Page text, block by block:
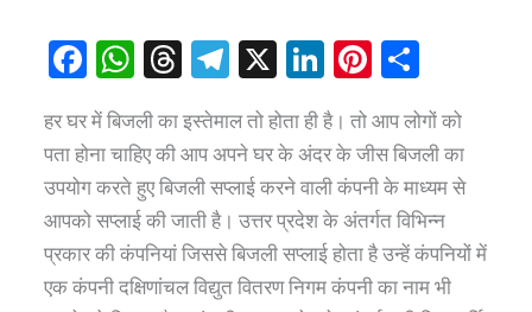
F
c
e
b
o
o
W
at
s
A
p
p
T
e
a
d
s
Te
gr
a
m
X
Li
k
e
dI
n
Pi
er
e
st
ar
e
हर घर में बिजली का इस्तेमाल तो होता ही है। तो आप लोगों को
पता होना चाहिए की आप अपने घर के अंदर के जीस बिजली का
उपयोग करते हुए बिजली सप्लाई करने वाली कंपनी के माध्यम से
आपको सप्लाई की जाती है। उत्तर प्रदेश के अंतर्गत विभिन्न
प्रकार की कंपनियां जिससे बिजली सप्लाई होता है उन्हें कंपनियों में
एक कंपनी दक्षिणांचल विद्युत वितरण निगम कंपनी का नाम भी